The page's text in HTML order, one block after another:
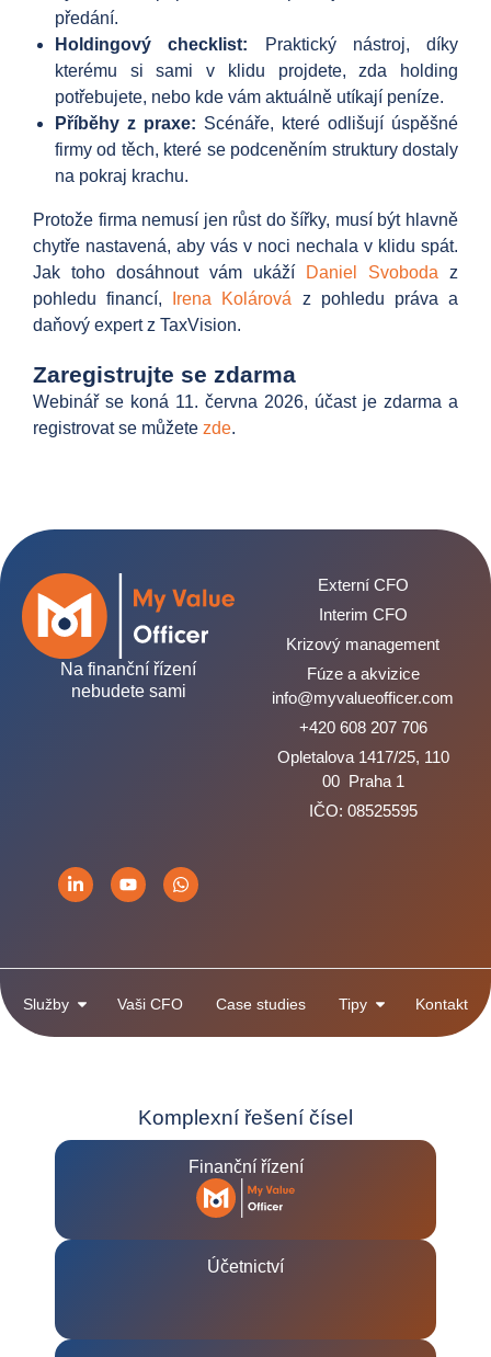
předání.
Holdingový checklist: Praktický nástroj, díky
kterému si sami v klidu projdete, zda holding
potřebujete, nebo kde vám aktuálně utíkají peníze.
Příběhy z praxe: Scénáře, které odlišují úspěšné
firmy od těch, které se podceněním struktury dostaly
na pokraj krachu.
Protože firma nemusí jen růst do šířky, musí být hlavně
chytře nastavená, aby vás v noci nechala v klidu spát.
Jak toho dosáhnout vám ukáží
Daniel Svoboda z
pohledu financí,
Irena Kolárová z pohledu práva a
daňový expert z TaxVision.
Zaregistrujte se zdarma
Webinář se koná 11. června 2026, účast je zdarma a
registrovat se můžete zde.
Na finanční řízení
nebudete sami
Externí CFO
Interim CFO
Krizový management
Fúze a akvizice
info@myvalueofficer.com
+420 608 207 706
Opletalova 1417/25, 110
00 Praha 1
IČO: 08525595
Služby Vaši CFO Case studies Tipy Kontakt
Komplexní řešení čísel
Finanční řízení
Účetnictví